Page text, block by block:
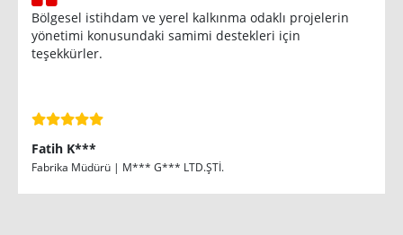
Bölgesel istihdam ve yerel kalkınma odaklı projelerin
yönetimi konusundaki samimi destekleri için
teşekkürler.
Fatih K***
Fabrika Müdürü | M*** G*** LTD.ŞTİ.